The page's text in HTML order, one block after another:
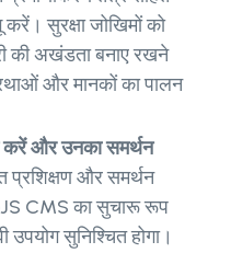
करें। सुरक्षा जोखिमों को
की अखंडता बनाए रखने
और मानकों का पालन
करें और उनका समर्थन
प्रशिक्षण और समर्थन
CMS का सुचारू रूप
सुनिश्चित होगा।